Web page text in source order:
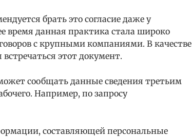
брать это согласие даже у
время данная практика стала широко
с крупными компаниями. В качестве
этот документ.
сообщать данные сведения третьим
Например, по запросу
составляющей персональные